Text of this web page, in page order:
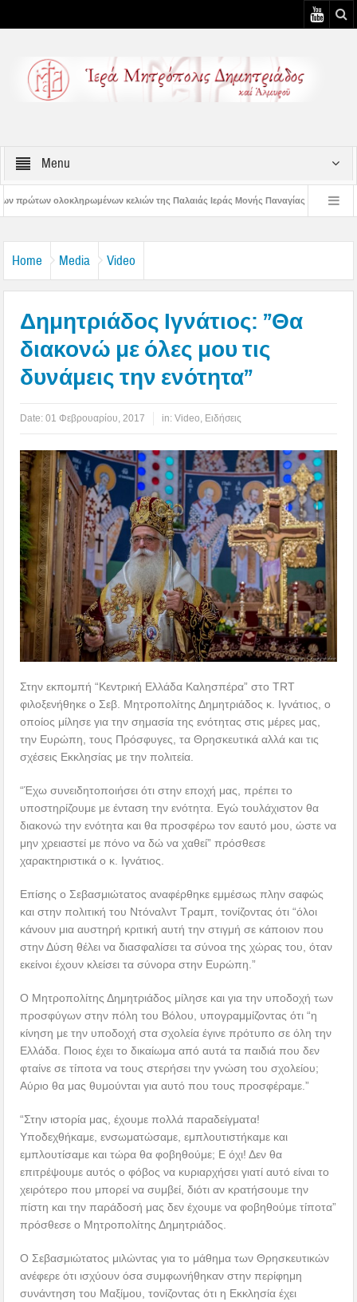
Menu
κελιών της Παλαιάς Ιεράς Μονής Παναγίας Κάτω Ξενιάς Δημητριάδος
Home Media Video
Δημητριάδος Ιγνάτιος: ”Θα
διακονώ με όλες μου τις
δυνάμεις την ενότητα”
Date:01 Φεβρουαρίου, 2017 in:Video Ειδήσεις
Στην εκπομπή “Κεντρική Ελλάδα Καλησπέρα” στο TRT
φιλοξενήθηκε ο Σεβ. Μητροπολίτης Δημητριάδος κ. Ιγνάτιος, ο
οποίος μίλησε για την σημασία της ενότητας στις μέρες μας,
την Ευρώπη, τους Πρόσφυγες, τα Θρησκευτικά αλλά και τις
σχέσεις Εκκλησίας με την πολιτεία.
“Έχω συνειδητοποιήσει ότι στην εποχή μας, πρέπει το
υποστηρίζουμε με ένταση την ενότητα. Εγώ τουλάχιστον θα
διακονώ την ενότητα και θα προσφέρω τον εαυτό μου, ώστε να
μην χρειαστεί με πόνο να δώ να χαθεί” πρόσθεσε
χαρακτηριστικά ο κ. Ιγνάτιος.
Επίσης ο Σεβασμιώτατος αναφέρθηκε εμμέσως πλην σαφώς
και στην πολιτική του Ντόναλντ Τραμπ, τονίζοντας ότι “όλοι
κάνουν μια αυστηρή κριτική αυτή την στιγμή σε κάποιον που
στην Δύση θέλει να διασφαλίσει τα σύνοα της χώρας του, όταν
εκείνοι έχουν κλείσει τα σύνορα στην Ευρώπη.”
Ο Μητροπολίτης Δημητριάδος μίλησε και για την υποδοχή των
προσφύγων στην πόλη του Βόλου, υπογραμμίζοντας ότι “η
κίνηση με την υποδοχή στα σχολεία έγινε πρότυπο σε όλη την
Ελλάδα. Ποιος έχει το δικαίωμα από αυτά τα παιδιά που δεν
φταίνε σε τίποτα να τους στερήσει την γνώση του σχολείου;
Αύριο θα μας θυμούνται για αυτό που τους προσφέραμε.”
“Στην ιστορία μας, έχουμε πολλά παραδείγματα!
Υποδεχθήκαμε, ενσωματώσαμε, εμπλουτιστήκαμε και
εμπλουτίσαμε και τώρα θα φοβηθούμε; Ε όχι! Δεν θα
επιτρέψουμε αυτός ο φόβος να κυριαρχήσει γιατί αυτό είναι το
χειρότερο που μπορεί να συμβεί, διότι αν κρατήσουμε την
πίστη και την παράδοσή μας δεν έχουμε να φοβηθούμε τίποτα”
πρόσθεσε ο Μητροπολίτης Δημητριάδος.
Ο Σεβασμιώτατος μιλώντας για το μάθημα των Θρησκευτικών
ανέφερε ότι ισχύουν όσα συμφωνήθηκαν στην περίφημη
συνάντηση του Μαξίμου, τονίζοντας ότι η Εκκλησία έχει